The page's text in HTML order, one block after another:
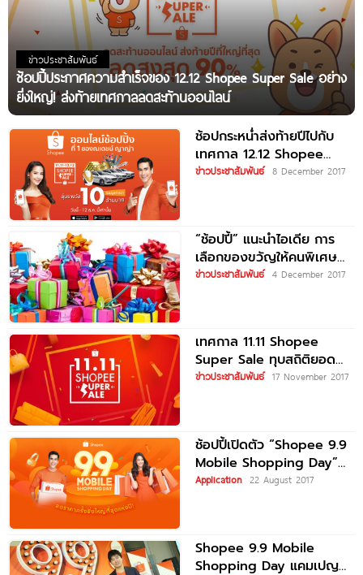
ข่าวประชาสัมพันธ์
ช้อปปี้ประกาศความสำเร็จของ 12.12 Shopee Super Sale อย่าง
ยิ่งใหญ่! ส่งท้ายเทศกาลลดสะท้านออนไลน์
ช้อปกระหน่ำส่งท้ายปีไปกับ
เทศกาล 12.12 Shopee
Super Sale ช้อปสินค้าราคา
ข่าวประชาสัมพันธ์ 8 December 2017
“ช้อปปี้” แนะนำไอเดีย การ
เลือกของขวัญให้คนพิเศษ
ช่วงเทศกาลส่งท้ายปีเก่า
ข่าวประชาสัมพันธ์ 4 December 2017
เทศกาล 11.11 Shopee
Super Sale ทุบสถิติยอด
ขาย 2.5 ล้านออเดอร์ภายใน
ข่าวประชาสัมพันธ์ 17 November 2017
ช้อปปี้เปิดตัว “Shopee 9.9
Mobile Shopping Day”
แคมเปญใหญ่สุดในเอเชีย
Application 22 August 2017
Shopee 9.9 Mobile
Shopping Day แคมเปญ